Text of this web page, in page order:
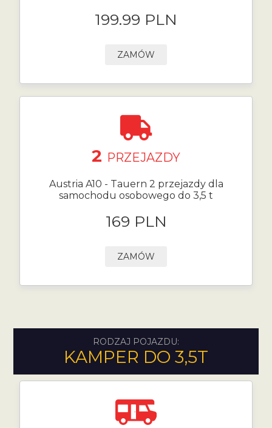
199.99 PLN
ZAMÓW
2 PRZEJAZDY
Austria A10 - Tauern 2 przejazdy dla
samochodu osobowego do 3,5 t
169 PLN
ZAMÓW
RODZAJ POJAZDU:
KAMPER DO 3,5T